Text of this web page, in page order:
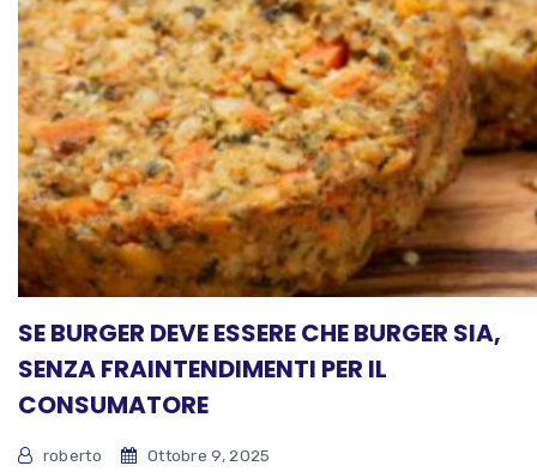
SE BURGER DEVE ESSERE CHE BURGER SIA,
SENZA FRAINTENDIMENTI PER IL
CONSUMATORE
roberto Ottobre 9, 2025